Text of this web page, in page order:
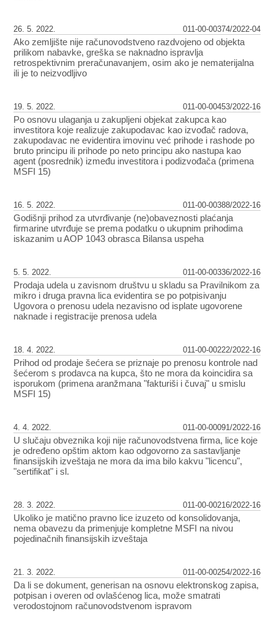
Ako zemljište nije računovodstveno razdvojeno od objekta
prilikom nabavke, greška se naknadno ispravlja
retrospektivnim preračunavanjem, osim ako je nematerijalna
ili je to neizvodljivo
26. 5. 2022. 011-00-00374/2022-04
Po osnovu ulaganja u zakupljeni objekat zakupca kao
investitora koje realizuje zakupodavac kao izvođač radova,
zakupodavac ne evidentira imovinu već prihode i rashode po
bruto principu ili prihode po neto principu ako nastupa kao
agent (posrednik) između investitora i podizvođača (primena
MSFI 15)
19. 5. 2022. 011-00-00453/2022-16
Godišnji prihod za utvrđivanje (ne)obaveznosti plaćanja
firmarine utvrđuje se prema podatku o ukupnim prihodima
iskazanim u AOP 1043 obrasca Bilansa uspeha
16. 5. 2022. 011-00-00388/2022-16
Prodaja udela u zavisnom društvu u skladu sa Pravilnikom za
mikro i druga pravna lica evidentira se po potpisivanju
Ugovora o prenosu udela nezavisno od isplate ugovorene
naknade i registracije prenosa udela
5. 5. 2022. 011-00-00336/2022-16
Prihod od prodaje šećera se priznaje po prenosu kontrole nad
šećerom s prodavca na kupca, što ne mora da koincidira sa
isporukom (primena aranžmana "fakturiši i čuvaj" u smislu
MSFI 15)
18. 4. 2022. 011-00-00222/2022-16
U slučaju obveznika koji nije računovodstvena firma, lice koje
je određeno opštim aktom kao odgovorno za sastavljanje
finansijskih izveštaja ne mora da ima bilo kakvu "licencu",
"sertifikat" i sl.
4. 4. 2022. 011-00-00091/2022-16
Ukoliko je matično pravno lice izuzeto od konsolidovanja,
nema obavezu da primenjuje kompletne MSFI na nivou
pojedinačnih finansijskih izveštaja
28. 3. 2022. 011-00-00216/2022-16
Da li se dokument, generisan na osnovu elektronskog zapisa,
potpisan i overen od ovlašćenog lica, može smatrati
verodostojnom računovodstvenom ispravom
21. 3. 2022. 011-00-00254/2022-16